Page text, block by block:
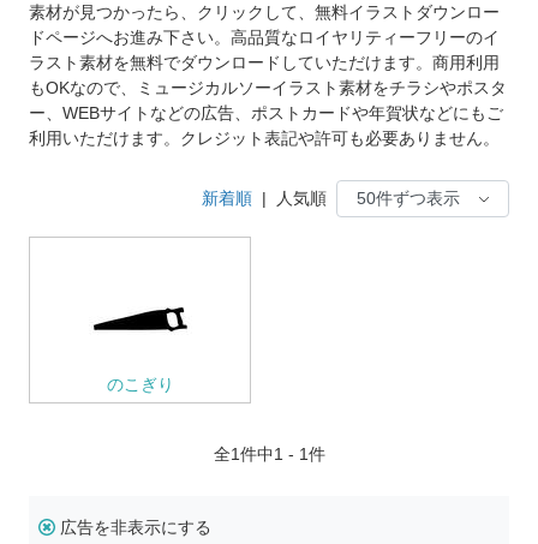
素材が見つかったら、クリックして、無料イラストダウンロー
ドページへお進み下さい。高品質なロイヤリティーフリーのイ
ラスト素材を無料でダウンロードしていただけます。商用利用
もOKなので、ミュージカルソーイラスト素材をチラシやポスタ
ー、WEBサイトなどの広告、ポストカードや年賀状などにもご
利用いただけます。クレジット表記や許可も必要ありません。
新着順 | 人気順
のこぎり
全1件中1 - 1件
広告を非表示にする